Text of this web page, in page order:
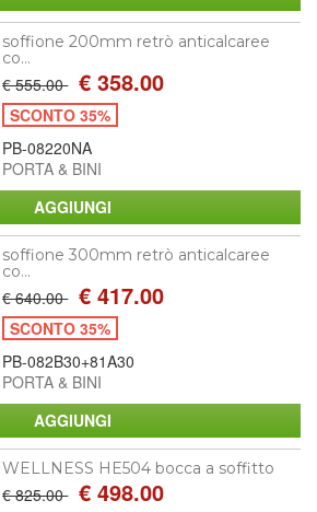
soffione 200mm retrò anticalcaree
co...
€ 555.00 € 358.00
SCONTO 35%
PB-08220NA
PORTA & BINI
soffione 300mm retrò anticalcaree
co...
€ 640.00 € 417.00
SCONTO 35%
PB-082B30+81A30
PORTA & BINI
WELLNESS HE504 bocca a soffitto
€ 825.00 € 498.00